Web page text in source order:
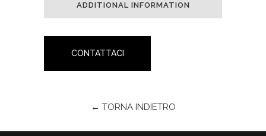
ADDITIONAL INFORMATION
CONTATTACI
← TORNA INDIETRO